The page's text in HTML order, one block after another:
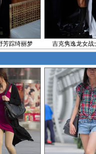
芳踪绮丽梦 吉克隽逸龙女战